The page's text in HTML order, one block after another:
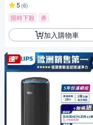
5 (6)
限時下殺 券
加入購物車